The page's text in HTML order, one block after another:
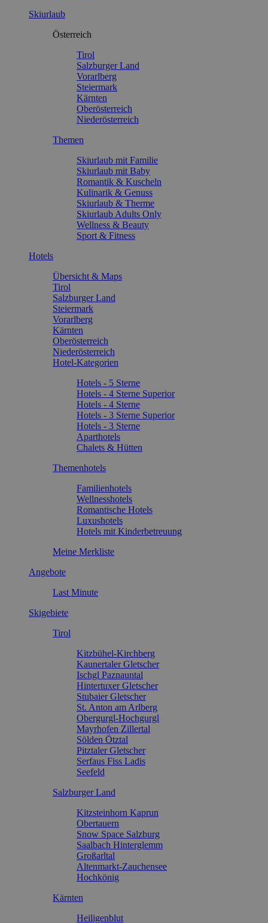
Skiurlaub
Österreich
Tirol
Salzburger Land
Vorarlberg
Steiermark
Kärnten
Oberösterreich
Niederösterreich
Themen
Skiurlaub mit Familie
Skiurlaub mit Baby
Romantik & Kuscheln
Kulinarik & Genuss
Skiurlaub & Therme
Skiurlaub Adults Only
Wellness & Beauty
Sport & Fitness
Hotels
Übersicht & Maps
Tirol
Salzburger Land
Steiermark
Vorarlberg
Kärnten
Oberösterreich
Niederösterreich
Hotel-Kategorien
Hotels - 5 Sterne
Hotels - 4 Sterne Superior
Hotels - 4 Sterne
Hotels - 3 Sterne Superior
Hotels - 3 Sterne
Aparthotels
Chalets & Hütten
Themenhotels
Familienhotels
Wellnesshotels
Romantische Hotels
Luxushotels
Hotels mit Kinderbetreuung
Meine Merkliste
Angebote
Last Minute
Skigebiete
Tirol
Kitzbühel-Kirchberg
Kaunertaler Gletscher
Ischgl Paznauntal
Hintertuxer Gletscher
Stubaier Gletscher
St. Anton am Arlberg
Obergurgl-Hochgurgl
Mayrhofen Zillertal
Sölden Ötztal
Pitztaler Gletscher
Serfaus Fiss Ladis
Seefeld
Salzburger Land
Kitzsteinhorn Kaprun
Obertauern
Snow Space Salzburg
Saalbach Hinterglemm
Großarltal
Altenmarkt-Zauchensee
Hochkönig
Kärnten
Heiligenblut